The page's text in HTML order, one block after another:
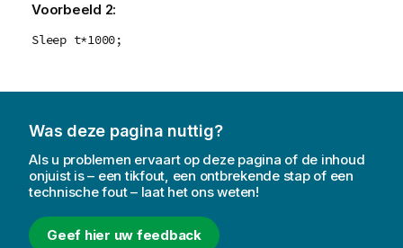
Voorbeeld 2:
Sleep t*1000;
Was deze pagina nuttig?
Als u problemen ervaart op deze pagina of de inhoud
onjuist is – een tikfout, een ontbrekende stap of een
technische fout – laat het ons weten!
Geef hier uw feedback